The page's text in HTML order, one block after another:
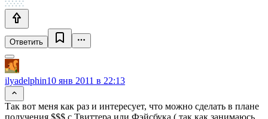
Ответить
ilyadelphin10 янв 2011 в 22:13
Так вот меня как раз и интересует, что можно сделать в плане
получения $$$ с Твиттера или Фэйсбука ( так как занимаюсь